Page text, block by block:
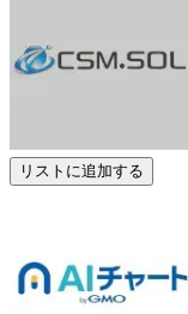
リストに追加する